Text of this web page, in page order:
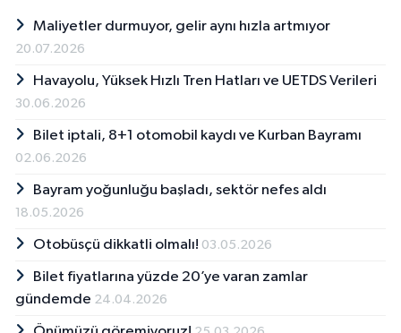
Maliyetler durmuyor, gelir aynı hızla artmıyor
20.07.2026
Havayolu, Yüksek Hızlı Tren Hatları ve UETDS Verileri
30.06.2026
Bilet iptali, 8+1 otomobil kaydı ve Kurban Bayramı
02.06.2026
Bayram yoğunluğu başladı, sektör nefes aldı
18.05.2026
Otobüsçü dikkatli olmalı! 03.05.2026
Bilet fiyatlarına yüzde 20’ye varan zamlar
gündemde 24.04.2026